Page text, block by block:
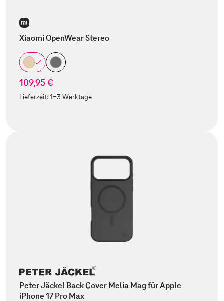
Xiaomi OpenWear Stereo
109,95 €
Lieferzeit:1-3 Werktage
Peter Jäckel Back Cover Melia Mag für Apple
iPhone 17 Pro Max